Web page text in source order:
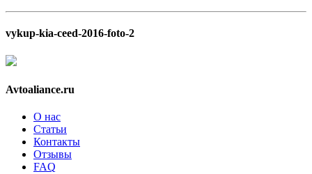
vykup-kia-ceed-2016-foto-2
Avtoaliance.ru
О нас
Статьи
Контакты
Отзывы
FAQ